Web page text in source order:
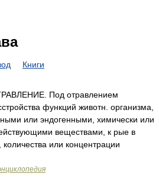
Книги
Под отравлением
функций животн. организма,
или эндогенными, химически или
веществами, к рые в
или концентрации